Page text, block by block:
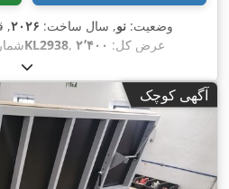
وضعیت: نو, سال ساخت: ۲۰۲۶,
2022KL2938 , عرض کل: ۲٬۴۰۰
کل:۹۰۰ کیلوگرم ,
آگهی کوچک